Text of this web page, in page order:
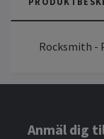
Rocksmith -
Anmäl dig